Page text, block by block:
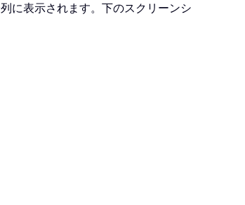
に表示されます。下のスクリーンシ